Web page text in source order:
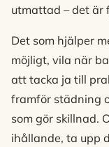
utmattad – det är
Det som hjälper
möjligt, vila när
att tacka ja till
framför städning
som gör skillnad.
ihållande, ta upp